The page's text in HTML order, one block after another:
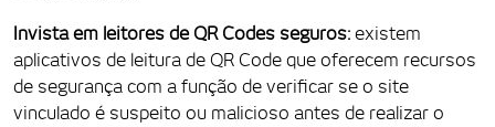
Invista em leitores de QR Codes seguros: existem
aplicativos de leitura de QR Code que oferecem recursos
de segurança com a função de verificar se o site
vinculado é suspeito ou malicioso antes de realizar o